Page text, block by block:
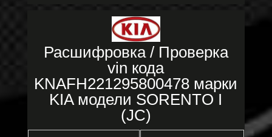
Расшифровка / Проверка
vin кода
KNAFH221295800478 марки
KIA модели SORENTO I
(JC)